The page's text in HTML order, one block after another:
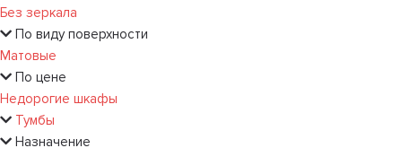
Без зеркала
По виду поверхности
Матовые
По цене
Недорогие шкафы
Тумбы
Назначение